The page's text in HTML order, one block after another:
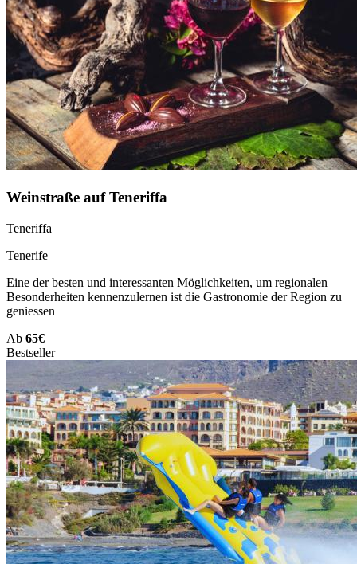
Weinstraße auf Teneriffa
Teneriffa
Tenerife
Eine der besten und interessanten Möglichkeiten, um regionalen
Besonderheiten kennenzulernen ist die Gastronomie der Region zu
geniessen
Ab 65€
Bestseller